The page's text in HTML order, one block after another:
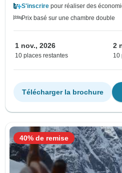
S'inscrire pour réaliser des
Prix basé sur une chambre double
1 nov., 2026
10 places restantes
2
10
Télécharger la brochure
40% de remise